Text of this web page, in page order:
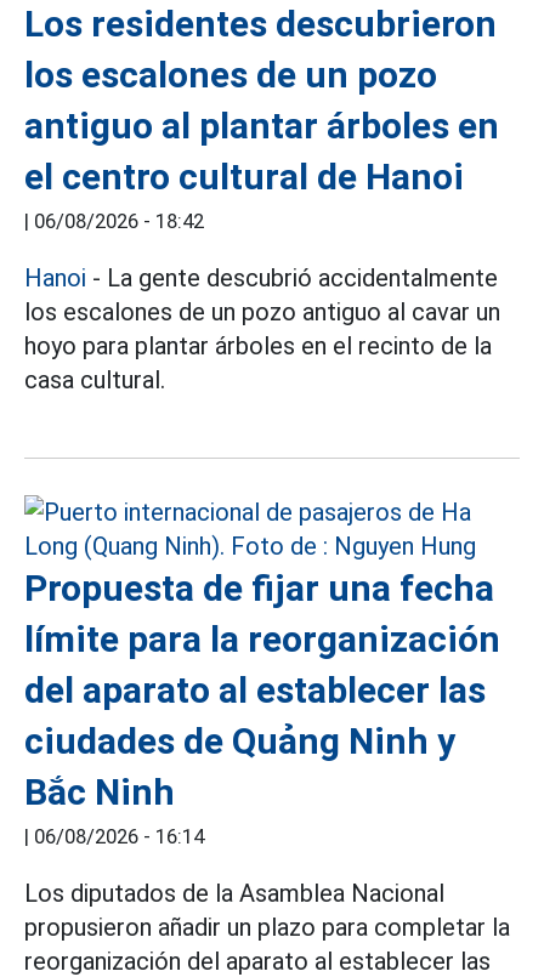
Los residentes descubrieron
los escalones de un pozo
antiguo al plantar árboles en
el centro cultural de Hanoi
| 06/08/2026 - 18:42
Hanoi - La gente descubrió accidentalmente
los escalones de un pozo antiguo al cavar un
hoyo para plantar árboles en el recinto de la
casa cultural.
Propuesta de fijar una fecha
límite para la reorganización
del aparato al establecer las
ciudades de Quảng Ninh y
Bắc Ninh
| 06/08/2026 - 16:14
Los diputados de la Asamblea Nacional
propusieron añadir un plazo para completar la
reorganización del aparato al establecer las